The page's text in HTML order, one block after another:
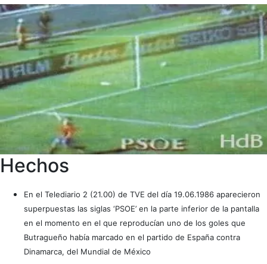
Hechos
En el Telediario 2 (21.00) de TVE del día 19.06.1986 aparecieron
superpuestas las siglas ‘PSOE’ en la parte inferior de la pantalla
en el momento en el que reproducían uno de los goles que
Butragueño había marcado en el partido de España contra
Dinamarca, del Mundial de México